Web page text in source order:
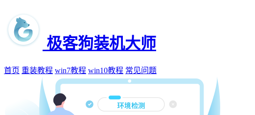
极客狗装机大师
首页 重装教程 win7教程 win10教程 常见问题